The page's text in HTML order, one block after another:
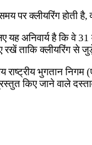
पर क्लीयरिंग होती
अनिवार्य है कि वे 31
ताकि क्लीयरिंग से
राष्ट्रीय भुगतान
किए जाने वाले